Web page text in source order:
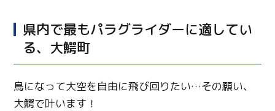
県内で最もパラグライダーに適してい
る、大鰐町
鳥になって大空を自由に飛び回りたい…その願い、
大鰐で叶います！